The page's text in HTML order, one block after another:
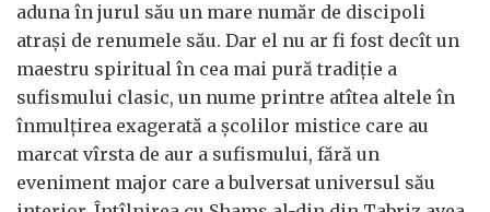
aduna în jurul său un mare număr de discipoli
atrași de renumele său. Dar el nu ar fi fost decît un
maestru spiritual în cea mai pură tradiție a
sufismului clasic, un nume printre atîtea altele în
înmulțirea exagerată a școlilor mistice care au
marcat vîrsta de aur a sufismului, fără un
eveniment major care a bulversat universul său